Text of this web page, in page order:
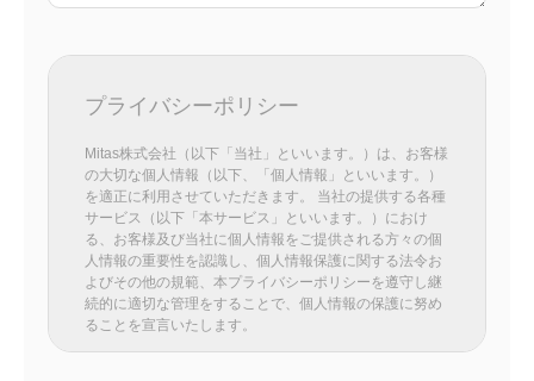
プライバシーポリシー
Mitas株式会社（以下「当社」といいます。）は、お客様
の大切な個人情報（以下、「個人情報」といいます。）
を適正に利用させていただきます。 当社の提供する各種
サービス（以下「本サービス」といいます。）におけ
る、お客様及び当社に個人情報をご提供される方々の個
人情報の重要性を認識し、個人情報保護に関する法令お
よびその他の規範、本プライバシーポリシーを遵守し継
続的に適切な管理をすることで、個人情報の保護に努め
ることを宣言いたします。